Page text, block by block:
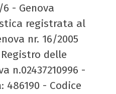
- Genova
registrata al
nr. 16/2005
delle
n.02437210996 -
486190 - Codice